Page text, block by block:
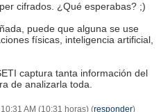
cifrados. ¿Qué esperabas? ;)
puede que alguna se use
físicas, inteligencia artificial,
captura tanta información del
de analizarla toda.
AM (10:31 horas) (responder)